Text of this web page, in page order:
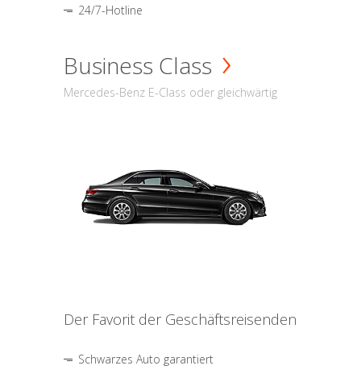
24/7-Hotline
Business Class
Mercedes-Benz E-Class oder gleichwärtig
Der Favorit der Geschäftsreisenden
Schwarzes Auto garantiert